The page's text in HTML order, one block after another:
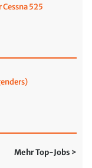
525
Mehr Top-Jobs >